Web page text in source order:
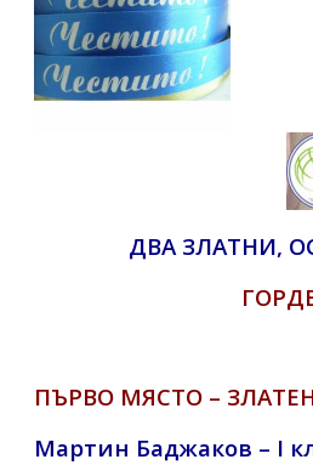
ДВА ЗЛАТНИ,
ПЪРВО МЯСТО –
Мартин Баджаков – I